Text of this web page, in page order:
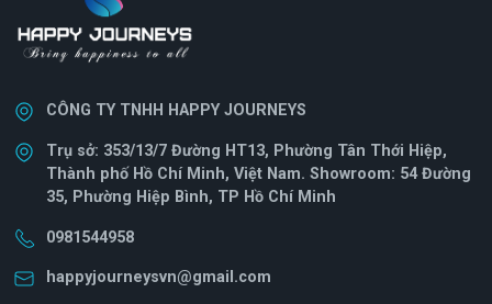
CÔNG TY TNHH HAPPY JOURNEYS
Trụ sở: 353/13/7 Đường HT13, Phường Tân Thới Hiệp,
Thành phố Hồ Chí Minh, Việt Nam. Showroom: 54 Đường
35, Phường Hiệp Bình, TP Hồ Chí Minh
0981544958
happyjourneysvn@gmail.com